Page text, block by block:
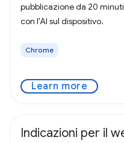
pubblicazione da 20
con l'AI sul dispositivo.
Chrome
Learn more
Indicazioni per il